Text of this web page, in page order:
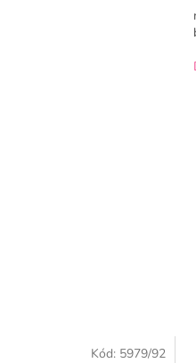
Kód: 5979/92